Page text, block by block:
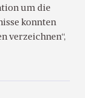
um die
konnten
verzeichnen“,